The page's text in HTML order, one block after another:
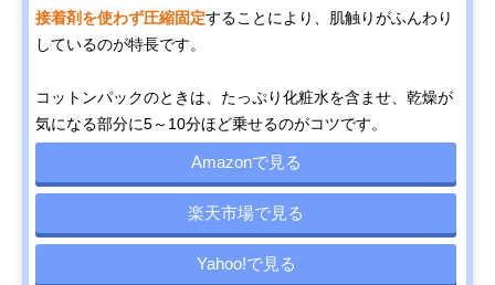
接着剤を使わず圧縮固定することにより、肌触りがふんわり
しているのが特長です。
コットンパックのときは、たっぷり化粧水を含ませ、乾燥が
気になる部分に5～10分ほど乗せるのがコツです。
Amazonで見る
楽天市場で見る
Yahoo!で見る